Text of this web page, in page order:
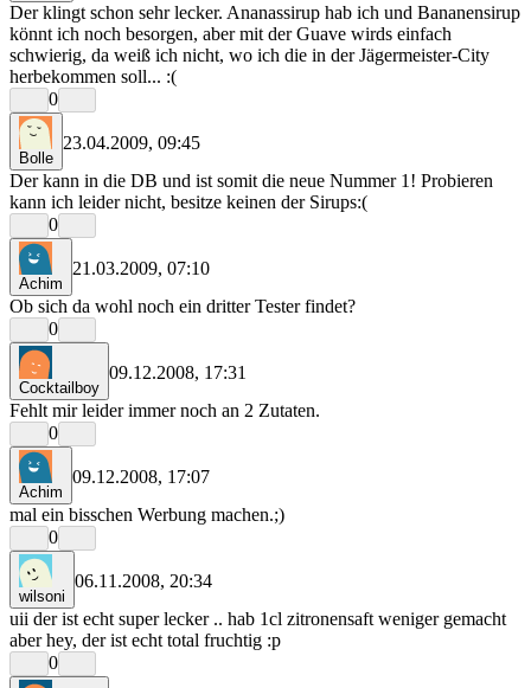
Der klingt schon sehr lecker. Ananassirup hab ich und Bananensirup
könnt ich noch besorgen, aber mit der Guave wirds einfach
schwierig, da weiß ich nicht, wo ich die in der Jägermeister-City
herbekommen soll... :(
0
Bolle
23.04.2009, 09:45
Der kann in die DB und ist somit die neue Nummer 1! Probieren
kann ich leider nicht, besitze keinen der Sirups:(
0
Achim
21.03.2009, 07:10
Ob sich da wohl noch ein dritter Tester findet?
0
Cocktailboy
09.12.2008, 17:31
Fehlt mir leider immer noch an 2 Zutaten.
0
Achim
09.12.2008, 17:07
mal ein bisschen Werbung machen.;)
0
wilsoni
06.11.2008, 20:34
uii der ist echt super lecker .. hab 1cl zitronensaft weniger gemacht
aber hey, der ist echt total fruchtig :p
0